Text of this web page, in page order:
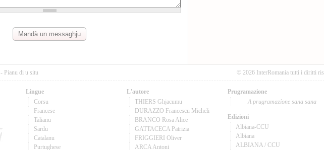
- Pianu di u situ © 2026 InterRomania tutti i diritti
Lingue
Corsu
Francese
Talianu
Sardu
Catalanu
Purtughese
L'autore
THIERS Ghjacumu
DURAZZO Francescu Micheli
BRANCO Rosa Alice
GATTACECA Patrizia
FRIGGIERI Oliver
ARCA Antoni
Prugramazione
A prugramazione sana sana
Edizioni
Albiana-CCU
Albiana
ALBIANA / CCU